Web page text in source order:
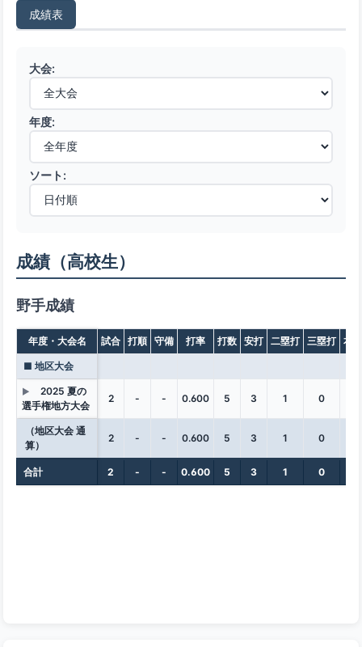
成績表
大会:
年度:
ソート:
成績（高校生）
野手成績
年度・大会名 試合 打順 守備 打率 打数 安打 二塁打 三塁打 本
■ 地区大会
▶
2025 夏の
選手権地方大会
2 - - 0.600 5 3 1 0
（地区大会 通
算）
2 - - 0.600 5 3 1 0
合計 2 - - 0.600 5 3 1 0